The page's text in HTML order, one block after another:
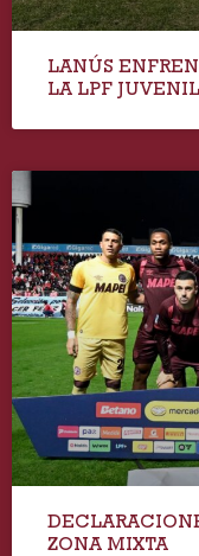
LANÚS
LA LPF
ZONA MIXTA